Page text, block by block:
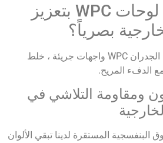
كيف تقوم لوحات WPC بتعزيز
بصرياً؟
خلق نسيج لوحات الجدران WPC واجهات جريئة ، خلط
الدفء المريح.
ومقاومة التلاشي في
البنفسجية المستقرة لدينا تبقي الألوان